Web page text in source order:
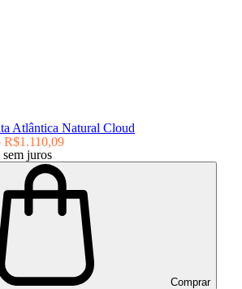
Atlântica Natural Cloud
R$1.110,09
sem juros
Comprar